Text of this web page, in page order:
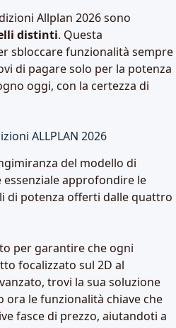
Allplan 2026 sono
distinti. Questa
sbloccare funzionalità sempre
di pagare solo per la potenza
oggi, con la certezza di
ALLPLAN 2026
del modello di
essenziale approfondire le
di potenza offerti dalle quattro
per garantire che ogni
focalizzato sul 2D al
trovi la sua soluzione
ora le funzionalità chiave che
fasce di prezzo, aiutandoti a